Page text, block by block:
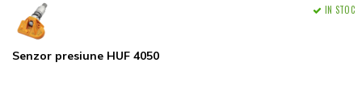
Senzor presiune HUF 4050
IN STOC